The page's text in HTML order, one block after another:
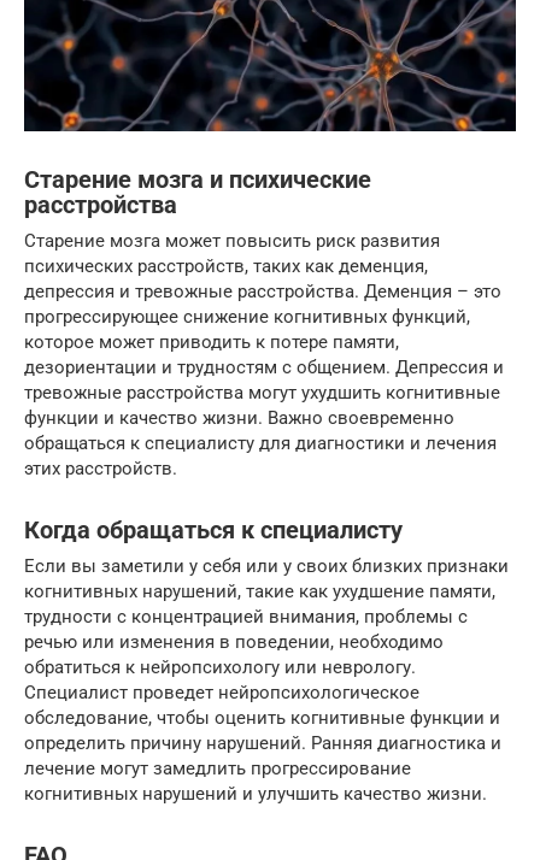
Старение мозга и психические
расстройства
Старение мозга может повысить риск развития
психических расстройств, таких как деменция,
депрессия и тревожные расстройства. Деменция – это
прогрессирующее снижение когнитивных функций,
которое может приводить к потере памяти,
дезориентации и трудностям с общением. Депрессия и
тревожные расстройства могут ухудшить когнитивные
функции и качество жизни. Важно своевременно
обращаться к специалисту для диагностики и лечения
этих расстройств.
Когда обращаться к специалисту
Если вы заметили у себя или у своих близких признаки
когнитивных нарушений, такие как ухудшение памяти,
трудности с концентрацией внимания, проблемы с
речью или изменения в поведении, необходимо
обратиться к нейропсихологу или неврологу.
Специалист проведет нейропсихологическое
обследование, чтобы оценить когнитивные функции и
определить причину нарушений. Ранняя диагностика и
лечение могут замедлить прогрессирование
когнитивных нарушений и улучшить качество жизни.